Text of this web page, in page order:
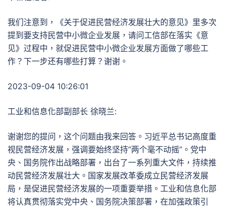
我们注意到，《关于促进民营经济发展壮大的意见》里多次
提到要支持民营中小微企业发展，请问工信部在落实《意
见》过程中，就促进民营中小微企业发展方面做了哪些工
作？下一步还有哪些打算？谢谢。
2023-09-04 10:26:01
工业和信息化部副部长 徐晓兰:
谢谢您的提问，这个问题由我来回答。习近平总书记高度重
视民营经济发展，强调要始终坚持“两个毫不动摇”。党中
央、国务院作出战略部署，出台了一系列重大文件，持续推
动民营经济发展壮大。国家发展改革委成立民营经济发展
局，是促进民营经济发展的一项重要举措。工业和信息化部
将认真贯彻落实党中央、国务院决策部署，在加强政策引